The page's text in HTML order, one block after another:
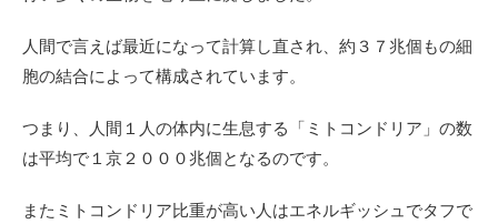
人間で言えば最近になって計算し直され、約３７兆個もの細
胞の結合によって構成されています。
つまり、人間１人の体内に生息する「ミトコンドリア」の数
は平均で１京２０００兆個となるのです。
またミトコンドリア比重が高い人はエネルギッシュでタフで